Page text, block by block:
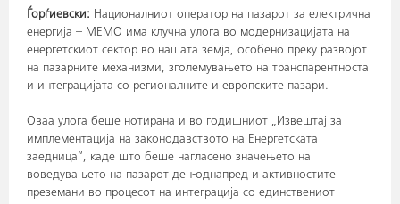
Ѓорѓиевски: Националниот оператор на пазарот за електрична
енергија – МЕМО има клучна улога во модернизацијата на
енергетскиот сектор во нашата земја, особено преку развојот
на пазарните механизми, зголемувањето на транспарентноста
и интеграцијата со регионалните и европските пазари.
Оваа улога беше нотирана и во годишниот „Извештај за
имплементација на законодавството на Енергетската
заедница“, каде што беше нагласено значењето на
воведувањето на пазарот ден-однапред и активностите
преземани во процесот на интеграција со единствениот